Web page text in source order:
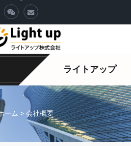
ライトアップ
ーム > 会社概要